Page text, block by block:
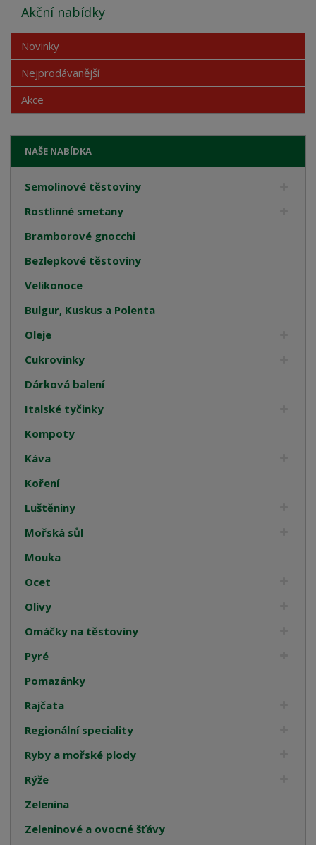
NAŠE NABÍDKA
Semolinové těstoviny
Rostlinné smetany
Bramborové gnocchi
Bezlepkové těstoviny
Velikonoce
Bulgur, Kuskus a Polenta
Oleje
Cukrovinky
Dárková balení
Italské tyčinky
Kompoty
Káva
Koření
Luštěniny
Mořská sůl
Mouka
Ocet
Olivy
Omáčky na těstoviny
Pyré
Pomazánky
Rajčata
Regionální speciality
Ryby a mořské plody
Rýže
Zelenina
Zeleninové a ovocné šťávy
Akční nabídky
Novinky
Nejprodávanější
Akce